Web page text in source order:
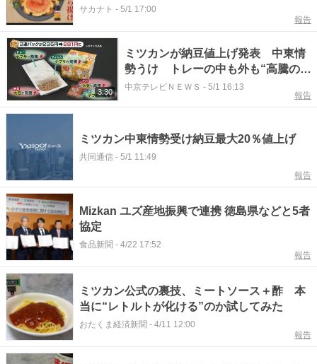
ボで「海底ぽんレシピ」公開
サカナト - 5/1 17:00
報告
3:30
ミツカンが納豆値上げ発表 中東情
勢うけ トレーの中も外も“高騰の
嵐”
中京テレビＮＥＷＳ - 5/1 16:13
報告
ミツカン中東情勢受け納豆最大20％値上げ
共同通信 - 5/1 11:49
報告
Mizkan ユズ産地振興で連携 徳島県などと5者
協定
食品新聞 - 4/22 17:52
報告
ミツカン公式の裏技、ミートソース＋酢 本
当に“レトルトが化ける”のか試してみた
おたくま経済新聞 - 4/11 12:00
報告